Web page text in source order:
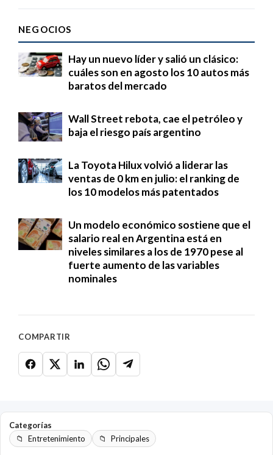
NEGOCIOS
Hay un nuevo líder y salió un clásico:
cuáles son en agosto los 10 autos más
baratos del mercado
Wall Street rebota, cae el petróleo y
baja el riesgo país argentino
La Toyota Hilux volvió a liderar las
ventas de 0 km en julio: el ranking de
los 10 modelos más patentados
Un modelo económico sostiene que el
salario real en Argentina está en
niveles similares a los de 1970 pese al
fuerte aumento de las variables
nominales
COMPARTIR
Categorías
Entretenimiento
Principales